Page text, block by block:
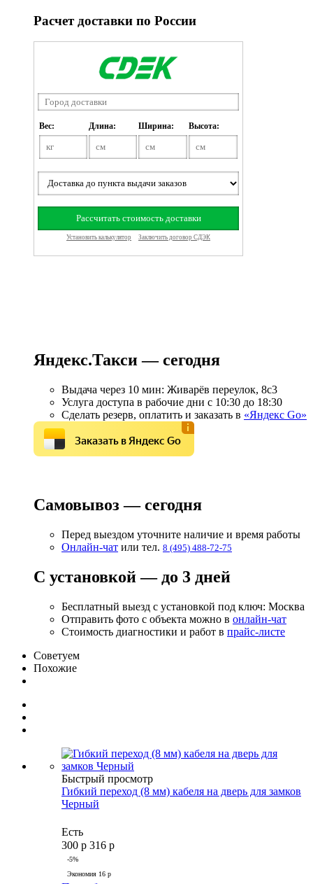
Расчет доставки по России
Яндекс.Такси — сегодня
Выдача через 10 мин: Живарёв переулок, 8с3
Услуга доступа в рабочие дни с 10:30 до 18:30
Сделать резерв, оплатить и заказать в «Яндекс Go»
Заказать в Яндекс Go
Самовывоз — сегодня
Перед выездом уточните наличие и время работы
Онлайн-чат или тел. 8 (495) 488-72-75
С установкой — до 3 дней
Бесплатный выезд с установкой под ключ: Москва
Отправить фото с объекта можно в онлайн-чат
Стоимость диагностики и работ в прайс-листе
Советуем
Похожие
Быстрый просмотр
Гибкий переход (8 мм) кабеля на дверь для замков
Черный
Есть
300 р 316 р
-5%
Экономия 16 р